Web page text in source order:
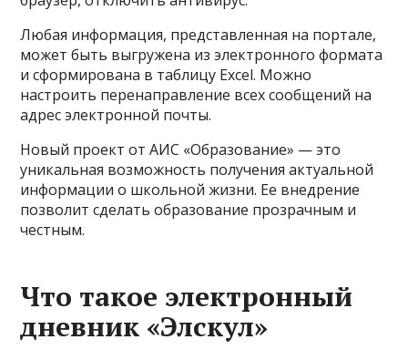
Любая информация, представленная на портале,
может быть выгружена из электронного формата
и сформирована в таблицу Excel. Можно
настроить перенаправление всех сообщений на
адрес электронной почты.
Новый проект от АИС «Образование» — это
уникальная возможность получения актуальной
информации о школьной жизни. Ее внедрение
позволит сделать образование прозрачным и
честным.
Что такое электронный
дневник «Элскул»